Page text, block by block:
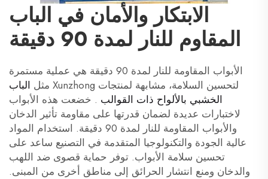
الابتكار والأمان في الباب
المقاوم للنار لمدة 90 دقيقة
الأبواب المقاومة للنار لمدة 90 دقيقة هي عملية مستمرة
لتحسين السلامة، مشابهة لمنتجات Xunzhong مثل
الباب
الخشبي بالألواح ذات القوالب . خضعت هذه الأبواب
لاختبارات عديدة لضمان قدرتها على مقاومة تأثير الدخان
والأبواب المقاومة للنار لمدة 90 دقيقة. استخدام المواد
عالية الجودة والتكنولوجيا المتقدمة في التصنيع ساعد على
تحسين سلامة الأبواب. توفر حماية قصوى ضد اللهب
والدخان ومنع انتشار الحرائق إلى مناطق أخرى من المبنى.